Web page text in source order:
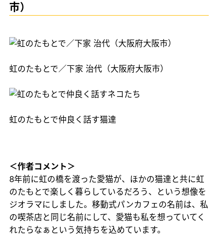
市）
虹のたもとで／下家 治代（大阪府大阪市）
虹のたもとで仲良く話す猫達
＜作者コメント＞
8年前に虹の橋を渡った愛猫が、ほかの猫達と共に虹
のたもとで楽しく暮らしているだろう、という想像を
ジオラマにしました。移動式パンカフェの名前は、私
の喫茶店と同じ名前にして、愛猫も私を想っていてく
れたらなぁという気持ちを込めています。